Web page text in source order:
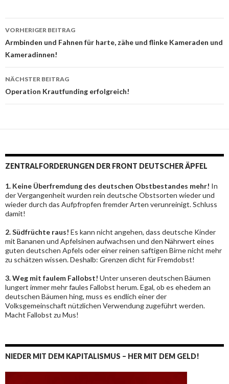
Beitragsnavigation
VORHERIGER BEITRAG
Armbinden und Fahnen für harte, zähe und flinke Kameraden und
Kameradinnen!
NÄCHSTER BEITRAG
Operation Krautfunding erfolgreich!
ZENTRALFORDERUNGEN DER FRONT DEUTSCHER ÄPFEL
1. Keine Überfremdung des deutschen Obstbestandes mehr! In
der Vergangenheit wurden rein deutsche Obstsorten wieder und
wieder durch das Aufpfropfen fremder Arten verunreinigt. Schluss
damit!
2. Südfrüchte raus! Es kann nicht angehen, dass deutsche Kinder
mit Bananen und Apfelsinen aufwachsen und den Nährwert eines
guten deutschen Apfels oder einer reinen saftigen Birne nicht mehr
zu schätzen wissen. Deshalb: Grenzen dicht für Fremdobst!
3. Weg mit faulem Fallobst! Unter unseren deutschen Bäumen
lungert immer mehr faules Fallobst herum. Egal, ob es ehedem an
deutschen Bäumen hing, muss es endlich einer der
Volksgemeinschaft nützlichen Verwendung zugeführt werden.
Macht Fallobst zu Mus!
NIEDER MIT DEM KAPITALISMUS – HER MIT DEM GELD!